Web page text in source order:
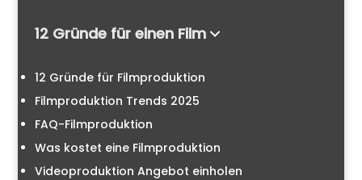
12 Gründe für einen Film
12 Gründe für Filmproduktion
Filmproduktion Trends 2025
FAQ-Filmproduktion
Was kostet eine Filmproduktion
Videoproduktion Angebot einholen